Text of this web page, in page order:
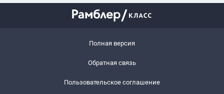
Полная версия
Обратная связь
Пользовательское соглашение